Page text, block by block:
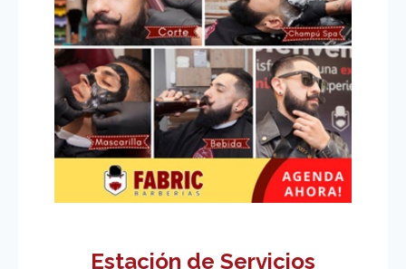
Estación de Servicios